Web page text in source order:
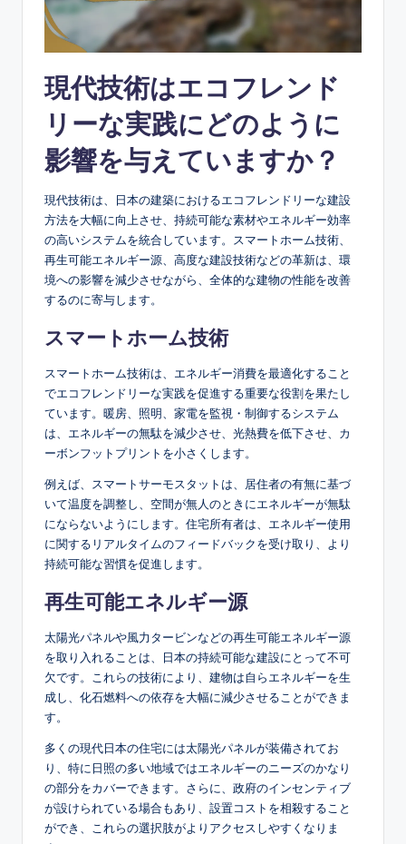
現代技術はエコフレンド
リーな実践にどのように
影響を与えていますか？
現代技術は、日本の建築におけるエコフレンドリーな建設
方法を大幅に向上させ、持続可能な素材やエネルギー効率
の高いシステムを統合しています。スマートホーム技術、
再生可能エネルギー源、高度な建設技術などの革新は、環
境への影響を減少させながら、全体的な建物の性能を改善
するのに寄与します。
スマートホーム技術
スマートホーム技術は、エネルギー消費を最適化すること
でエコフレンドリーな実践を促進する重要な役割を果たし
ています。暖房、照明、家電を監視・制御するシステム
は、エネルギーの無駄を減少させ、光熱費を低下させ、カ
ーボンフットプリントを小さくします。
例えば、スマートサーモスタットは、居住者の有無に基づ
いて温度を調整し、空間が無人のときにエネルギーが無駄
にならないようにします。住宅所有者は、エネルギー使用
に関するリアルタイムのフィードバックを受け取り、より
持続可能な習慣を促進します。
再生可能エネルギー源
太陽光パネルや風力タービンなどの再生可能エネルギー源
を取り入れることは、日本の持続可能な建設にとって不可
欠です。これらの技術により、建物は自らエネルギーを生
成し、化石燃料への依存を大幅に減少させることができま
す。
多くの現代日本の住宅には太陽光パネルが装備されてお
り、特に日照の多い地域ではエネルギーのニーズのかなり
の部分をカバーできます。さらに、政府のインセンティブ
が設けられている場合もあり、設置コストを相殺すること
ができ、これらの選択肢がよりアクセスしやすくなりま